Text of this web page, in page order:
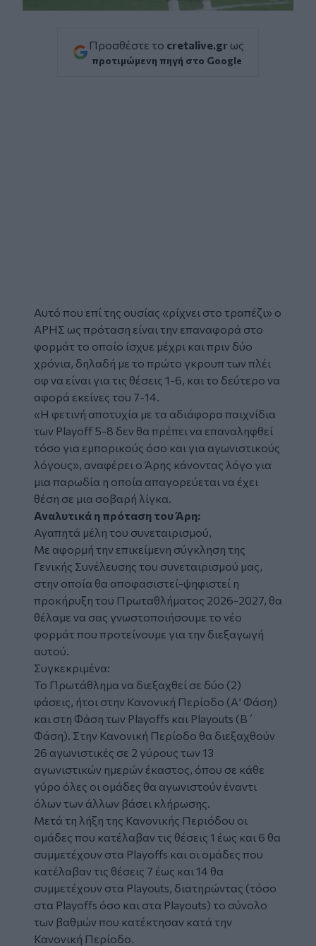
Προσθέστε το cretalive.gr ως
προτιμώμενη πηγή στο Google
Αυτό που επί της ουσίας «ρίχνει στο τραπέζι» ο
ΑΡΗΣ ως πρόταση είναι την επαναφορά στο
φορμάτ το οποίο ίσχυε μέχρι και πριν δύο
χρόνια, δηλαδή με το πρώτο γκρουπ των πλέι
οφ να είναι για τις θέσεις 1-6, και το δεύτερο να
αφορά εκείνες του 7-14.
«Η φετινή αποτυχία με τα αδιάφορα παιχνίδια
των Playoff 5-8 δεν θα πρέπει να επαναληφθεί
τόσο για εμπορικούς όσο και για αγωνιστικούς
λόγους», αναφέρει ο Άρης κάνοντας λόγο για
μια παρωδία η οποία απαγορεύεται να έχει
θέση σε μια σοβαρή λίγκα.
Αναλυτικά η πρόταση του Άρη:
Αγαπητά μέλη του συνεταιρισμού,
Με αφορμή την επικείμενη σύγκληση της
Γενικής Συνέλευσης του συνεταιρισμού μας,
στην οποία θα αποφασιστεί-ψηφιστεί η
προκήρυξη του Πρωταθλήματος 2026-2027, θα
θέλαμε να σας γνωστοποιήσουμε το νέο
φορμάτ που προτείνουμε για την διεξαγωγή
αυτού.
Συγκεκριμένα:
Το Πρωτάθλημα να διεξαχθεί σε δύο (2)
φάσεις, ήτοι στην Κανονική Περίοδο (Α’ Φάση)
και στη Φάση των Playoffs και Playouts (Β΄
Φάση). Στην Κανονική Περίοδο θα διεξαχθούν
26 αγωνιστικές σε 2 γύρους των 13
αγωνιστικών ημερών έκαστος, όπου σε κάθε
γύρο όλες οι ομάδες θα αγωνιστούν έναντι
όλων των άλλων βάσει κλήρωσης.
Μετά τη λήξη της Κανονικής Περιόδου οι
ομάδες που κατέλαβαν τις θέσεις 1 έως και 6 θα
συμμετέχουν στα Playoffs και οι ομάδες που
κατέλαβαν τις θέσεις 7 έως και 14 θα
συμμετέχουν στα Playouts, διατηρώντας (τόσο
στα Playoffs όσο και στα Playouts) το σύνολο
των βαθμών που κατέκτησαν κατά την
Κανονική Περίοδο.